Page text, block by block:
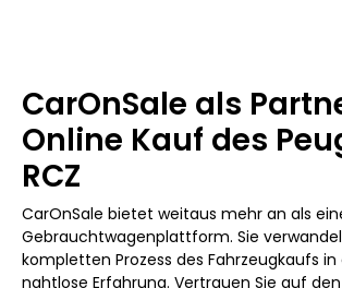
CarOnSale als
Online Kauf des
RCZ
CarOnSale bietet weitaus mehr an als
Gebrauchtwagenplattform. Sie
kompletten Prozess des Fahrzeugkaufs
nahtlose Erfahrung. Vertrauen Sie auf